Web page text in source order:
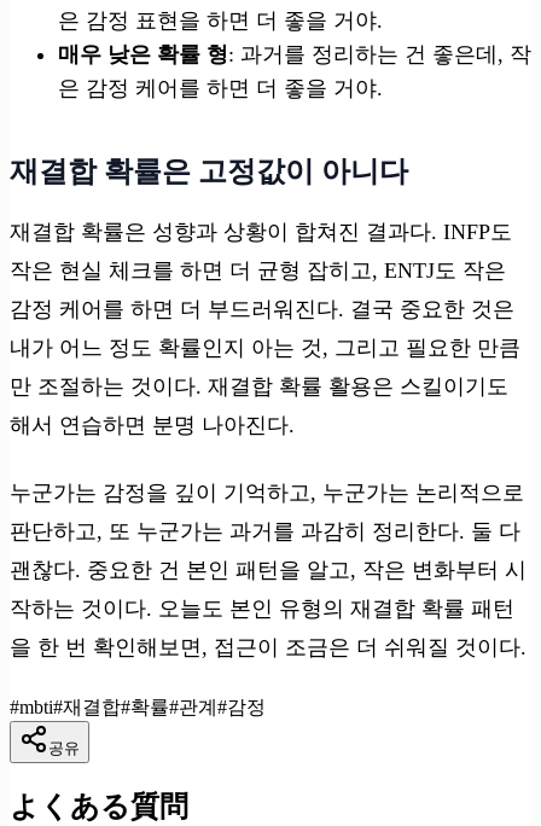
은 감정 표현을 하면 더 좋을 거야.
매우 낮은 확률 형: 과거를 정리하는 건 좋은데, 작
은 감정 케어를 하면 더 좋을 거야.
재결합 확률은 고정값이 아니다
재결합 확률은 성향과 상황이 합쳐진 결과다. INFP도
작은 현실 체크를 하면 더 균형 잡히고, ENTJ도 작은
감정 케어를 하면 더 부드러워진다. 결국 중요한 것은
내가 어느 정도 확률인지 아는 것, 그리고 필요한 만큼
만 조절하는 것이다. 재결합 확률 활용은 스킬이기도
해서 연습하면 분명 나아진다.
누군가는 감정을 깊이 기억하고, 누군가는 논리적으로
판단하고, 또 누군가는 과거를 과감히 정리한다. 둘 다
괜찮다. 중요한 건 본인 패턴을 알고, 작은 변화부터 시
작하는 것이다. 오늘도 본인 유형의 재결합 확률 패턴
을 한 번 확인해보면, 접근이 조금은 더 쉬워질 것이다.
#mbti#재결합#확률#관계 #감정
공유
よくある質問